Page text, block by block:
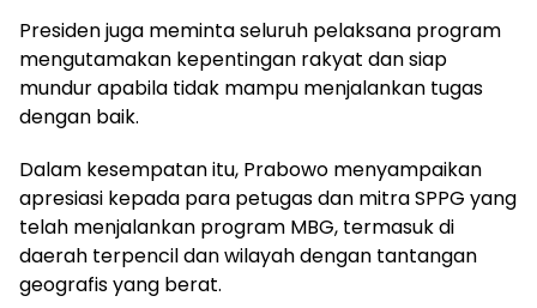
Presiden juga meminta seluruh pelaksana program
mengutamakan kepentingan rakyat dan siap
mundur apabila tidak mampu menjalankan tugas
dengan baik.
Dalam kesempatan itu, Prabowo menyampaikan
apresiasi kepada para petugas dan mitra SPPG yang
telah menjalankan program MBG, termasuk di
daerah terpencil dan wilayah dengan tantangan
geografis yang berat.